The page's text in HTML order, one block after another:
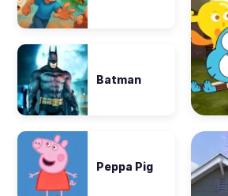
Batman
Peppa Pig